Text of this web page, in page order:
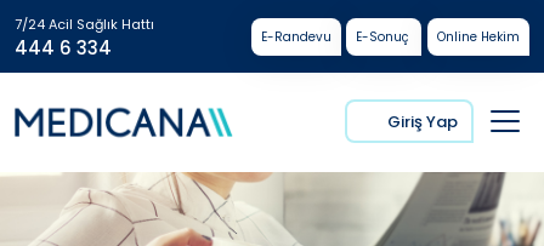
7/24 Acil Sağlık Hattı
444 6 334 E-Randevu E-Sonuç Online Hekim
Giriş Yap